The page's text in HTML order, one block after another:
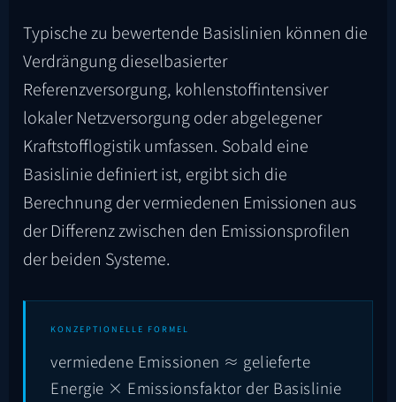
Typische zu bewertende Basislinien können die
Verdrängung dieselbasierter
Referenzversorgung, kohlenstoffintensiver
lokaler Netzversorgung oder abgelegener
Kraftstofflogistik umfassen. Sobald eine
Basislinie definiert ist, ergibt sich die
Berechnung der vermiedenen Emissionen aus
der Differenz zwischen den Emissionsprofilen
der beiden Systeme.
KONZEPTIONELLE FORMEL
vermiedene Emissionen ≈ gelieferte
Energie × Emissionsfaktor der Basislinie